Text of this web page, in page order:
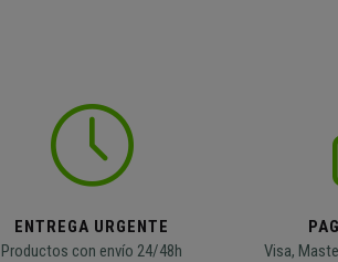
ENTREGA URGENTE
Productos con envío 24/48h
Visa,